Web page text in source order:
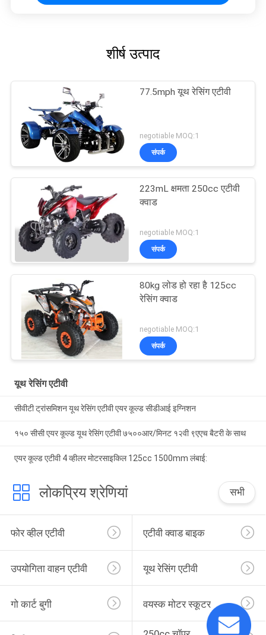
शीर्ष उत्पाद
77.5mph यूथ रेसिंग एटीवी
negotiable MOQ:1
संपर्क
223mL क्षमता 250cc एटीवी
क्वाड
negotiable MOQ:1
संपर्क
80kg लोड हो रहा है 125cc
रेसिंग क्वाड
negotiable MOQ:1
संपर्क
यूथ रेसिंग एटीवी
सीवीटी ट्रांसमिशन यूथ रेसिंग एटीवी एयर कूल्ड सीडीआई इग्निशन
१५० सीसी एयर कूल्ड यूथ रेसिंग एटीवी ७५००आर/मिनट १२वी ९एएच बैटरी के साथ
एयर कूल्ड एटीवी 4 व्हीलर मोटरसाइकिल 125cc 1500mm लंबाई:
लोकप्रिय श्रेणियां सभी
फोर व्हील एटीवी एटीवी क्वाड बाइक
उपयोगिता वाहन एटीवी यूथ रेसिंग एटीवी
गो कार्ट बुगी वयस्क मोटर स्कूटर